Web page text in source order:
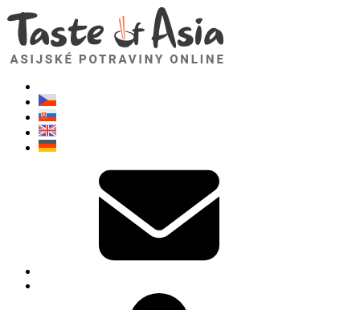
TasteOfAsia.cz
Neváhejte se zeptat. Jsem tady pro vás!